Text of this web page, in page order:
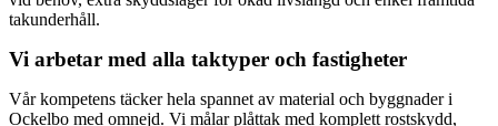
takunderhåll.
Vi arbetar med alla taktyper och fastigheter
Vår kompetens täcker hela spannet av material och byggnader i
Ockelbo med omnejd. Vi målar plåttak med komplett rostskydd,